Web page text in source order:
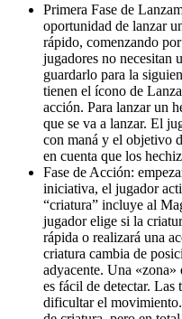
Primera Fase de
oportunidad de lanzar
rápido, comenzando
jugadores no necesitan
guardarlo para la
tienen el ícono de
acción. Para lanzar un
que se va a lanzar. El
con maná y el objetivo
en cuenta que los
Fase de Acción:
iniciativa, el jugador
“criatura” incluye al
jugador elige si la
rápida o realizará una
criatura cambia de
adyacente. Una «zona»
es fácil de detectar. Las
dificultar el